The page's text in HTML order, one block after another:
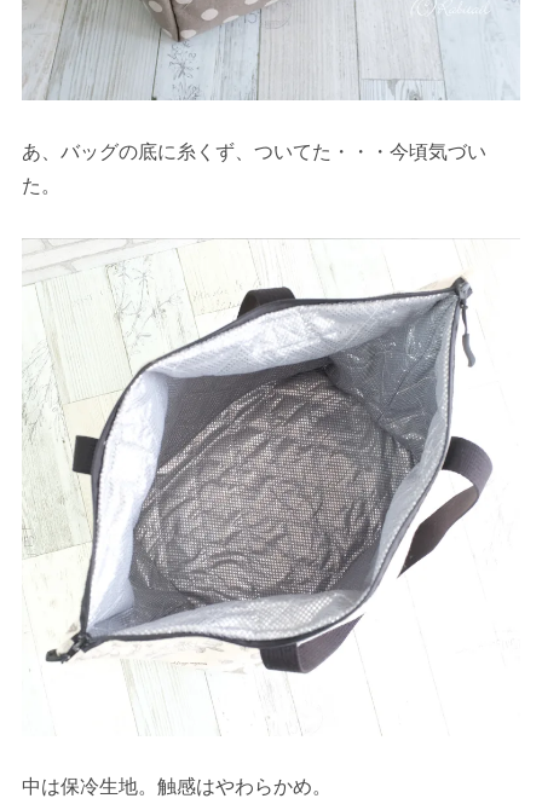
あ、バッグの底に糸くず、ついてた・・・今頃気づい
た。
中は保冷生地。触感はやわらかめ。